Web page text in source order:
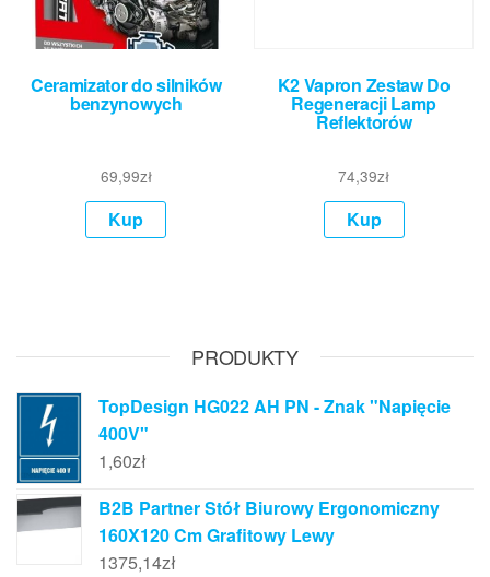
Ceramizator do silników
benzynowych
69,99zł
Kup
K2 Vapron Zestaw Do
Regeneracji Lamp
Reflektorów
74,39zł
Kup
PRODUKTY
TopDesign HG022 AH PN - Znak "Napięcie
400V"
1,60zł
B2B Partner Stół Biurowy Ergonomiczny
160X120 Cm Grafitowy Lewy
1375,14zł